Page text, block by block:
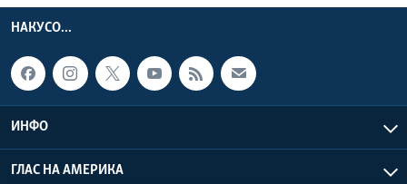
НАКУСО...
ИНФО
ГЛАС НА АМЕРИКА